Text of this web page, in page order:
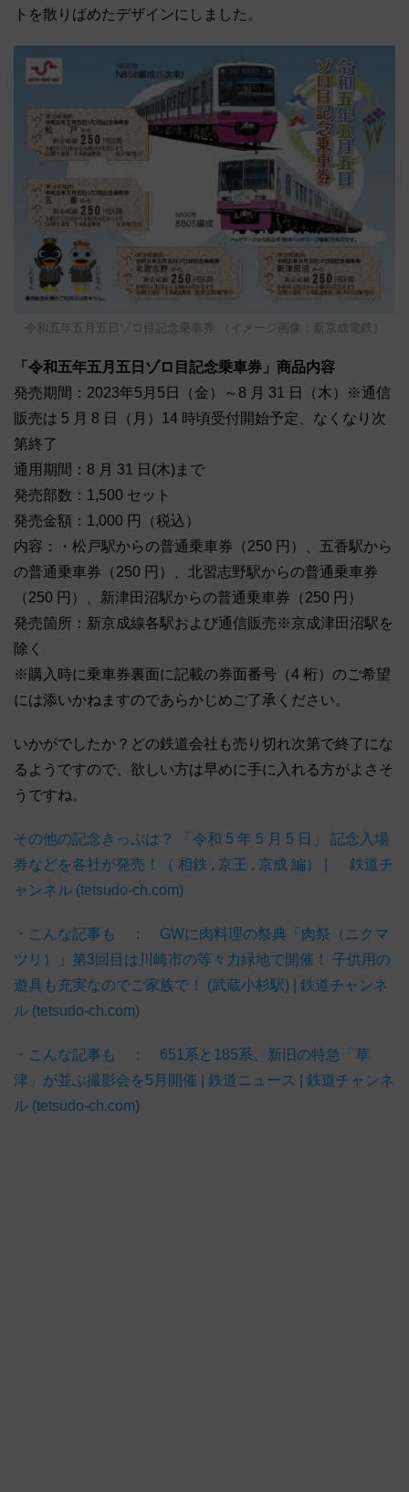
トを散りばめたデザインにしました。
令和五年五月五日ゾロ目記念乗車券 （イメージ画像：新京成電鉄）
「令和五年五月五日ゾロ目記念乗車券」商品内容
発売期間：2023年5月5日（金）～8 月 31 日（木）※通信
販売は 5 月 8 日（月）14 時頃受付開始予定、なくなり次
第終了
通用期間：8 月 31 日(木)まで
発売部数：1,500 セット
発売金額：1,000 円（税込）
内容：・松戸駅からの普通乗車券（250 円）、五香駅から
の普通乗車券（250 円）、北習志野駅からの普通乗車券
（250 円）、新津田沼駅からの普通乗車券（250 円）
発売箇所：新京成線各駅および通信販売※京成津田沼駅を
除く
※購入時に乗車券裏面に記載の券面番号（4 桁）のご希望
には添いかねますのであらかじめご了承ください。
いかがでしたか？どの鉄道会社も売り切れ次第で終了にな
るようですので、欲しい方は早めに手に入れる方がよさそ
うですね。
その他の記念きっぷは？ 「令和 5 年 5 月 5 日」 記念入場
券などを各社が発売！（ 相鉄 , 京王 , 京成 編） | 鉄道チ
ャンネル (tetsudo-ch.com)
・こんな記事も ： GWに肉料理の祭典「肉祭（ニクマ
ツリ）」第3回目は川崎市の等々力緑地で開催！ 子供用の
遊具も充実なのでご家族で！ (武蔵小杉駅) | 鉄道チャンネ
ル (tetsudo-ch.com)
・こんな記事も ： 651系と185系、新旧の特急「草
津」が並ぶ撮影会を5月開催 | 鉄道ニュース | 鉄道チャンネ
ル (tetsudo-ch.com)